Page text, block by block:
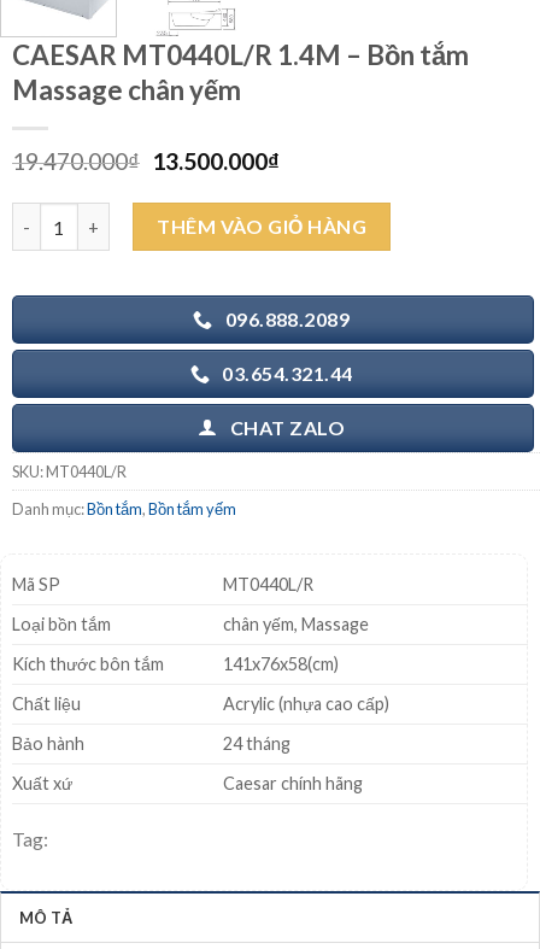
CAESAR MT0440L/R 1.4M – Bồn tắm
Massage chân yếm
19.470.000₫ Giá
là:
19.470.000₫.
13.500.000₫Giá
tại
là:
13.500.000₫.
CAESAR MT0440L/R 1.4M - Bồn tắm Massage chân yếm số lượng
THÊM VÀO GIỎ HÀNG
096.888.2089
03.654.321.44
CHAT ZALO
SKU:MT0440L/R
Danh mục:Bồn tắm,Bồn tắm yếm
Mã SP
MT0440L/R
Loại bồn tắm
chân yếm, Massage
Kích thước bôn tắm
141x76x58(cm)
Chất liệu
Acrylic (nhựa cao cấp)
Bảo hành
24 tháng
Xuất xứ
Caesar chính hãng
Tag:
MÔ TẢ